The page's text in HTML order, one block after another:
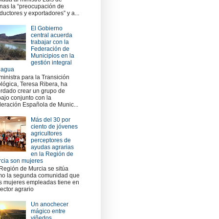
la “preocupación de
y exportadores” y a...
El Gobierno
central acuerda
trabajar con la
Federación de
Municipios en la
gestión integral
para la Transición
Teresa Ribera, ha
crear un grupo de
conjunto con la
Española de Munic...
Más del 30 por
ciento de jóvenes
agricultores
perceptores de
ayudas agrarias
en la Región de
son mujeres
de Murcia se sitúa
la segunda comunidad que
mujeres empleadas tiene en
agrario
Un anochecer
mágico entre